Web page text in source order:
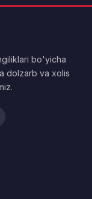
bo'yicha
dolzarb va xolis